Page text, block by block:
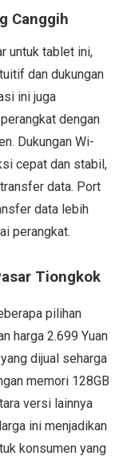
Canggih
untuk tablet ini,
dan dukungan
ini juga
dengan
Dukungan Wi-
cepat dan stabil,
data. Port
data lebih
perangkat.
Tiongkok
pilihan
harga 2.699 Yuan
dijual seharga
memori 128GB
versi lainnya
ini menjadikan
konsumen yang